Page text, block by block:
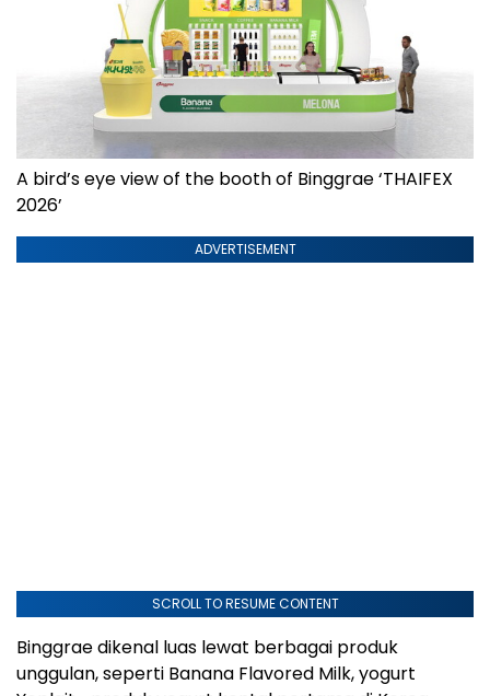
A bird’s eye view of the booth of Binggrae ‘THAIFEX
2026’
ADVERTISEMENT
SCROLL TO RESUME CONTENT
Binggrae dikenal luas lewat berbagai produk
unggulan, seperti Banana Flavored Milk, yogurt